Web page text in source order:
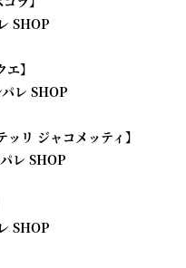
SHOP
】
レ SHOP
リ ジャコメッティ】
レ SHOP
SHOP